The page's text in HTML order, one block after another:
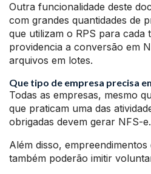
Outra funcionalidade deste
com grandes quantidades de
que utilizam o RPS para cada
providencia a conversão em
arquivos em lotes.
Que tipo de empresa precisa
Todas as empresas, mesmo
que praticam uma das
obrigadas devem gerar NFS-e.
Além disso,
também poderão imitir